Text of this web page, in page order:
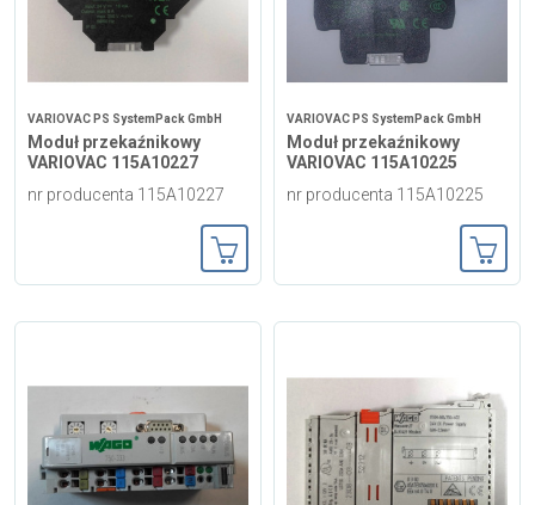
VARIOVAC PS SystemPack GmbH
Moduł przekaźnikowy
VARIOVAC 115A10227
nr producenta 115A10227
Dodaj do koszyka
VARIOVAC PS SystemPack GmbH
Moduł przekaźnikowy
VARIOVAC 115A10225
nr producenta 115A10225